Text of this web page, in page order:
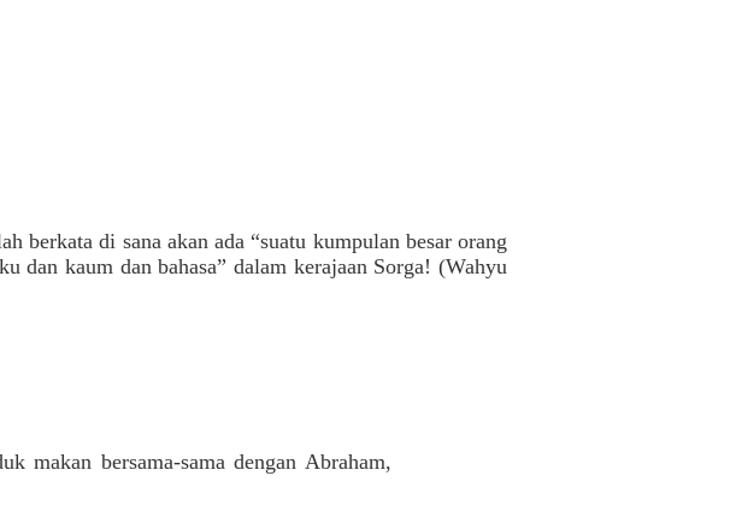
berkata di sana akan ada “suatu kumpulan besar orang
dan kaum dan bahasa” dalam kerajaan Sorga! (Wahyu
makan bersama-sama dengan Abraham,